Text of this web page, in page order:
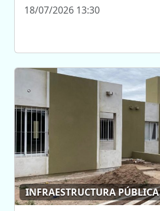
18/07/2026 13:30
INFRAESTRUCTURA PÚBLICA